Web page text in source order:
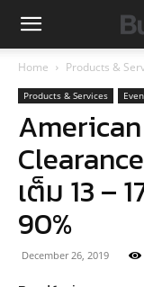
Home Products &
Products & Services
เต็ม 13 –
90%
December 26, 2019